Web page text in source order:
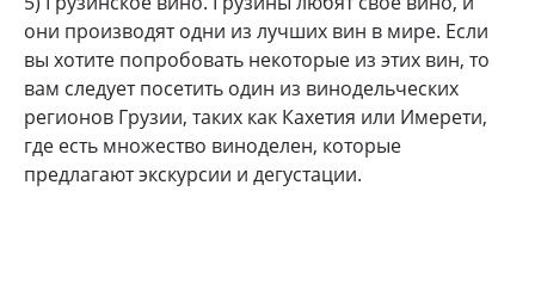
они производят одни из лучших вин в мире. Если
вы хотите попробовать некоторые из этих вин, то
вам следует посетить один из винодельческих
регионов Грузии, таких как Кахетия или Имерети,
где есть множество виноделен, которые
предлагают экскурсии и дегустации.